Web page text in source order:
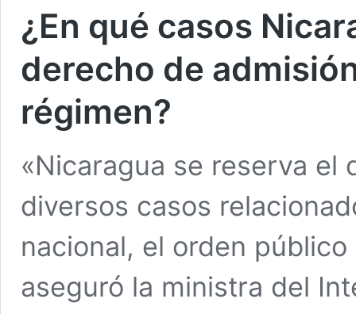
¿En qué casos
derecho de
régimen?
«Nicaragua se reserva el
diversos casos
nacional, el orden
aseguró la ministra del